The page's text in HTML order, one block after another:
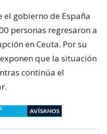
el gobierno de España
personas regresaron a
en Ceuta. Por su
que la situación
continúa el
AVÍSANOS